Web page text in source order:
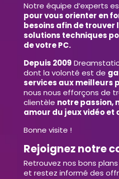
Notre équipe d’experts
pour vous orienter en
besoins afin de trouver
solutions techniques
de votre PC.
Depuis 2009
dont la volonté est de
services aux meilleurs
nous nous efforçons de
clientèle notre passion,
amour du jeux vidéo et
Bonne visite !
Rejoignez notre
Retrouvez nos bons
et restez informé des